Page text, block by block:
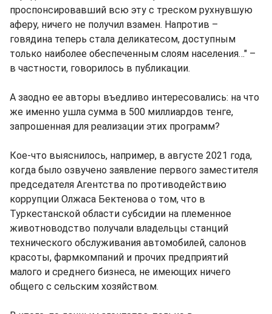
проспонсировавший всю эту с треском рухнувшую
аферу, ничего не получил взамен. Напротив –
говядина теперь стала деликатесом, доступным
только наиболее обеспеченным слоям населения…" –
в частности, говорилось в публикации.
А заодно ее авторы въедливо интересовались: на что
же именно ушла сумма в 500 миллиардов тенге,
запрошенная для реализации этих программ?
Кое-что выяснилось, например, в августе 2021 года,
когда было озвучено заявление первого заместителя
председателя Агентства по противодействию
коррупции Олжаса Бектенова о том, что в
Туркестанской области субсидии на племенное
животноводство получали владельцы станций
технического обслуживания автомобилей, салонов
красоты, фармкомпаний и прочих предприятий
малого и среднего бизнеса, не имеющих ничего
общего с сельским хозяйством.